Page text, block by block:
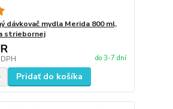
dávkovač mydla Merida 800 ml,
striebornej
do 3-7 dní
Pridať do košíka